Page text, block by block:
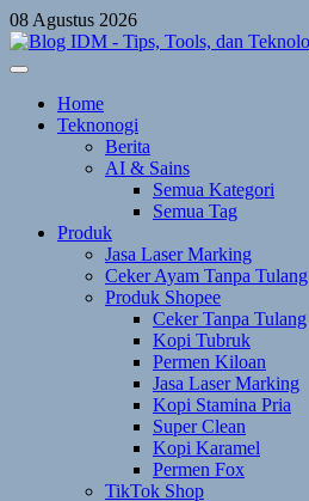
Skip
to
content
08 Agustus 2026
Home
Teknonogi
Berita
AI & Sains
Semua Kategori
Semua Tag
Produk
Jasa Laser Marking
Ceker Ayam Tanpa Tulang
Produk Shopee
Ceker Tanpa Tulang
Kopi Tubruk
Permen Kiloan
Jasa Laser Marking
Kopi Stamina Pria
Super Clean
Kopi Karamel
Permen Fox
TikTok Shop